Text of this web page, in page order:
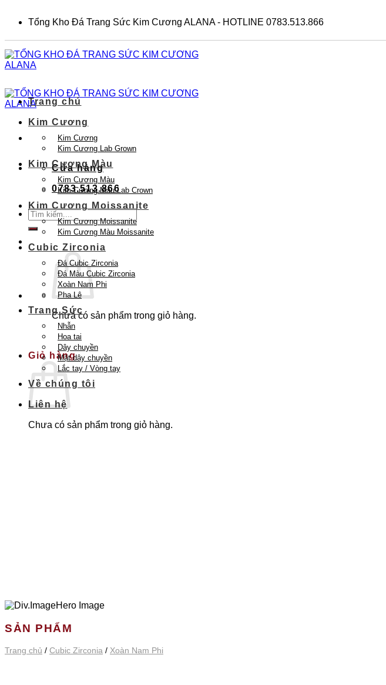
Tổng Kho Đá Trang Sức Kim Cương ALANA - HOTLINE 0783.513.866
Cửa hàng
0783.513.866
Tìm
kiếm:
Chưa có sản phẩm trong giỏ hàng.
Quay trở lại cửa hàng
Giỏ hàng
Chưa có sản phẩm trong giỏ hàng.
Trang chủ
Kim Cương
Kim Cương
Kim Cương Lab Grown
Kim Cương Màu
Kim Cương Màu
Kim Cương Màu Lab Crown
Kim Cương Moissanite
Kim Cương Moissanite
Kim Cương Màu Moissanite
Cubic Zirconia
Đá Cubic Zirconia
Đá Màu Cubic Zirconia
Xoàn Nam Phi
Pha Lê
Trang Sức
Nhẫn
Hoa tai
Dây chuyền
Mặt dây chuyền
Lắc tay / Vòng tay
Về chúng tôi
Liên hệ
SẢN PHẨM
Trang chủ / Cubic Zirconia / Xoàn Nam Phi